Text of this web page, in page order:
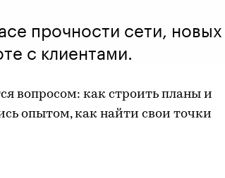
прочности сети, новых
с клиентами.
вопросом: как строить планы и
опытом, как найти свои точки